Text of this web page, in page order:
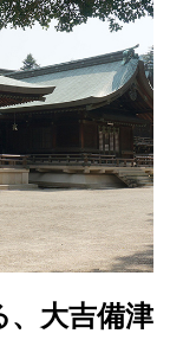
、大吉備津